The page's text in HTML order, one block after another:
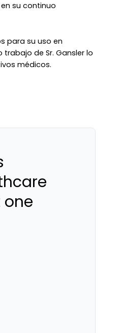
su continuo
para su uso en
de Sr. Gansler lo
médicos.